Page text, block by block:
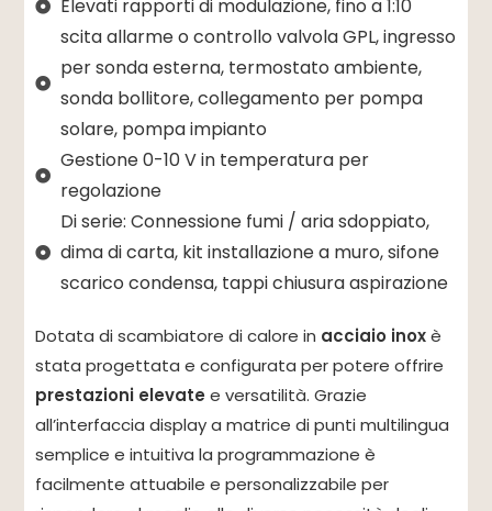
Elevati rapporti di modulazione, fino a 1:10
scita allarme o controllo valvola GPL, ingresso
per sonda esterna, termostato ambiente,
sonda bollitore, collegamento per pompa
solare, pompa impianto
Gestione 0-10 V in temperatura per
regolazione
Di serie: Connessione fumi / aria sdoppiato,
dima di carta, kit installazione a muro, sifone
scarico condensa, tappi chiusura aspirazione
Dotata di scambiatore di calore in acciaio inoxè
stata progettata e configurata per potere offrire
prestazioni elevate e versatilità. Grazie
all’interfaccia display a matrice di punti multilingua
semplice e intuitiva la programmazione è
facilmente attuabile e personalizzabile per